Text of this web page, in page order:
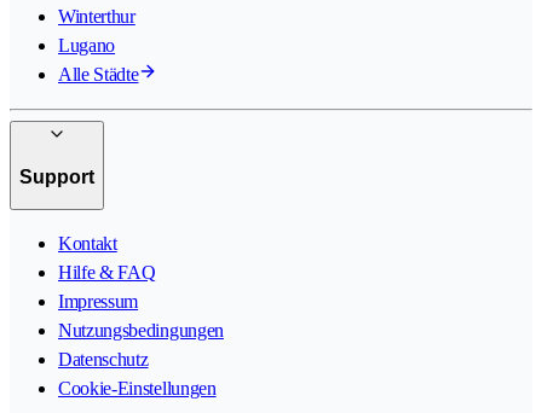
Winterthur
Lugano
Alle Städte
Support
Kontakt
Hilfe & FAQ
Impressum
Nutzungsbedingungen
Datenschutz
Cookie-Einstellungen